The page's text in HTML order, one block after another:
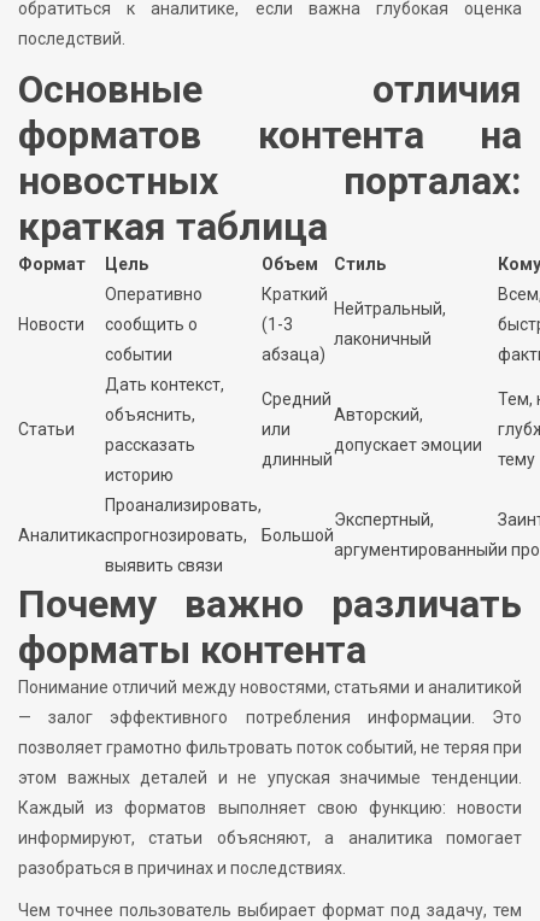
обратиться к аналитике, если важна глубокая оценка
последствий.
Основные отличия
форматов контента на
новостных порталах:
краткая таблица
Формат Цель Объем Стиль
Новости
Оперативно
сообщить о
событии
Краткий
(1-3
абзаца)
Нейтральный,
лаконичный
Статьи
Дать контекст,
объяснить,
рассказать
историю
Средний
или
длинный
Авторский,
допускает эмоции
Тем,
тему
Аналитика
Проанализировать,
спрогнозировать,
выявить связи
Большой
Экспертный,
аргументированныйи
Почему важно различать
форматы контента
Понимание отличий между новостями, статьями и аналитикой
— залог эффективного потребления информации. Это
позволяет грамотно фильтровать поток событий, не теряя при
этом важных деталей и не упуская значимые тенденции.
Каждый из форматов выполняет свою функцию: новости
информируют, статьи объясняют, а аналитика помогает
разобраться в причинах и последствиях.
Чем точнее пользователь выбирает формат под задачу, тем